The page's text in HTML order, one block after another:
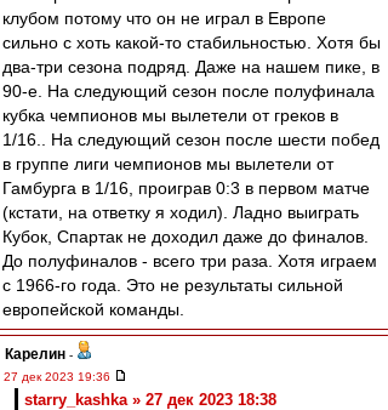
клубом потому что он не играл в Европе
сильно с хоть какой-то стабильностью. Хотя бы
два-три сезона подряд. Даже на нашем пике, в
90-е. На следующий сезон после полуфинала
кубка чемпионов мы вылетели от греков в
1/16.. На следующий сезон после шести побед
в группе лиги чемпионов мы вылетели от
Гамбурга в 1/16, проиграв 0:3 в первом матче
(кстати, на ответку я ходил). Ладно выиграть
Кубок, Спартак не доходил даже до финалов.
До полуфиналов - всего три раза. Хотя играем
с 1966-го года. Это не результаты сильной
европейской команды.
Карелин -
27 дек 2023 19:36
starry_kashka » 27 дек 2023 18:38